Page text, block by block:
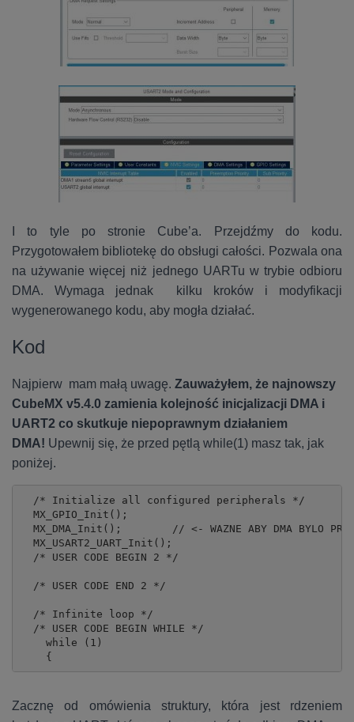
I to tyle po stronie Cube’a. Przejdźmy do kodu.
Przygotowałem bibliotekę do obsługi całości. Pozwala ona
na używanie więcej niż jednego UARTu w trybie odbioru
DMA. Wymaga jednak kilku kroków i modyfikacji
wygenerowanego kodu, aby mogła działać.
Kod
Najpierw mam małą uwagę. Zauważyłem, że najnowszy
CubeMX v5.4.0 zamienia kolejność inicjalizacji DMA i
UART2 co skutkuje niepoprawnym działaniem
DMA! Upewnij się, że przed pętlą while(1) masz tak, jak
poniżej.
  /* Initialize all configured peripherals */
  MX_GPIO_Init();
MX_DMA_Init();        // <- WAZNE ABY DMA BYLO
  MX_USART2_UART_Init();
  /* USER CODE BEGIN 2 */
  /* USER CODE END 2 */
  /* Infinite loop */
  /* USER CODE BEGIN WHILE */
    while (1)
    {
Zacznę od omówienia struktury, która jest rdzeniem